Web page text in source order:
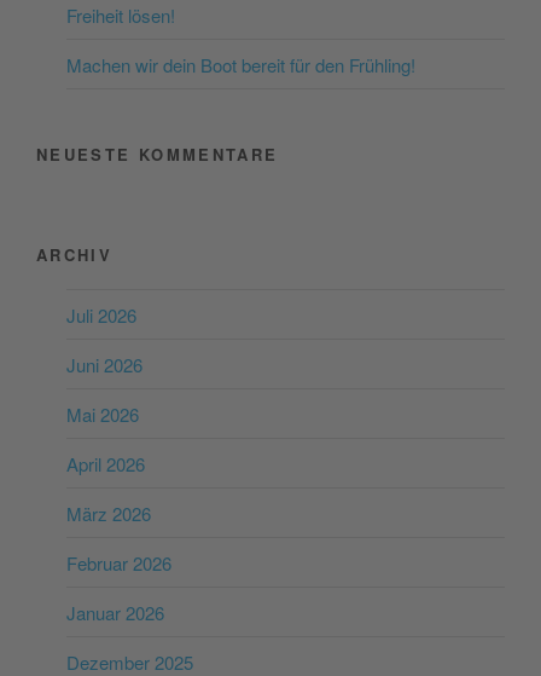
Freiheit lösen!
Machen wir dein Boot bereit für den Frühling!
NEUESTE KOMMENTARE
ARCHIV
Juli 2026
Juni 2026
Mai 2026
April 2026
März 2026
Februar 2026
Januar 2026
Dezember 2025